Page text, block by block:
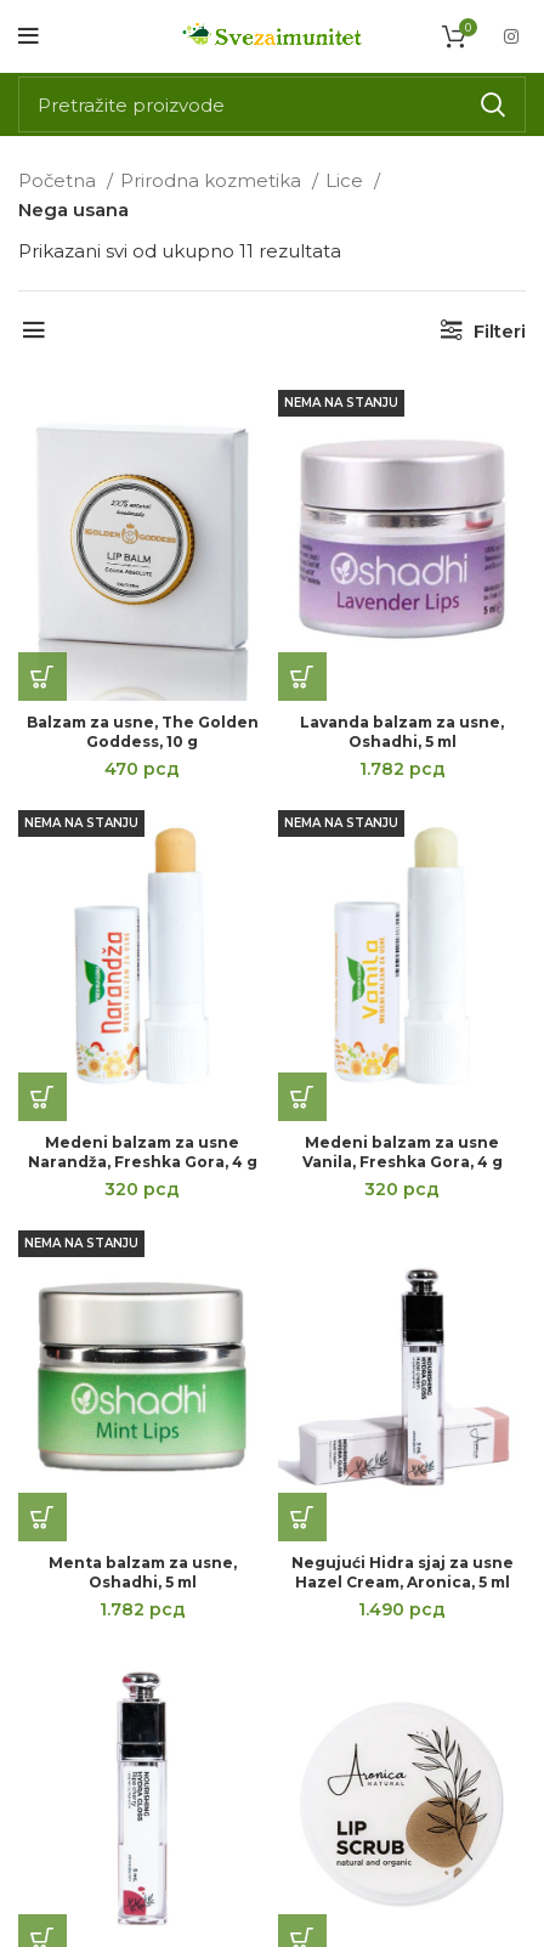
0
Početna Prirodna kozmetika
Lice
Nega usana
Prikazani svi od ukupno 11 rezultata
Filteri
Balzam za usne, The Golden
Goddess, 10 g
470 рсд
NEMA NA STANJU
Lavanda balzam za usne,
Oshadhi, 5 ml
1.782 рсд
NEMA NA STANJU
Medeni balzam za usne
Narandža, Freshka Gora, 4 g
320 рсд
NEMA NA STANJU
Medeni balzam za usne
Vanila, Freshka Gora, 4 g
320 рсд
NEMA NA STANJU
Menta balzam za usne,
Oshadhi, 5 ml
1.782 рсд
Negujući Hidra sjaj za usne
Hazel Cream, Aronica, 5 ml
1.490 рсд